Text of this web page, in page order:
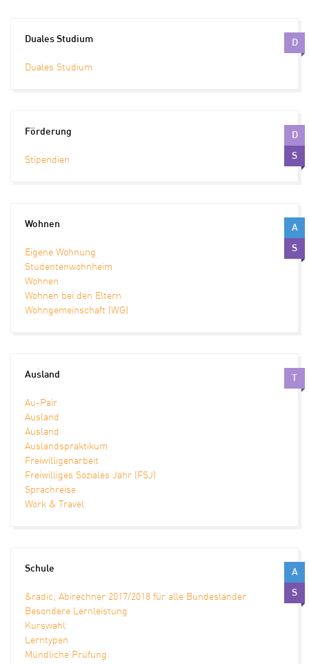
D
Duales Studium
Duales Studium
D
S
Förderung
Stipendien
A
S
Wohnen
Eigene Wohnung
Studentenwohnheim
Wohnen
Wohnen bei den Eltern
Wohngemeinschaft (WG)
Ausland
Au-Pair
Ausland
Ausland
Auslandspraktikum
Freiwilligenarbeit
Freiwilliges Soziales Jahr (FSJ)
Sprachreise
Work & Travel
A
S
Schule
&radic; Abirechner 2017/2018 für alle Bundesländer
Besondere Lernleistung
Kurswahl
Lerntypen
Mündliche Prüfung